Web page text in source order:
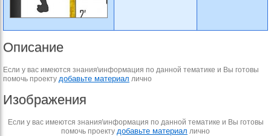
Описание
Если у вас имеются знания\информация по данной тематике и Вы готовы
помочь проекту добавьте материал лично
Изображения
Если у вас имеются знания\информация по данной тематике и Вы готовы
помочь проекту добавьте материал лично